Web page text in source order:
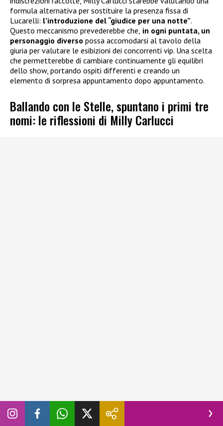
formula alternativa per sostituire la presenza fissa di
Lucarelli: l’introduzione del “giudice per una notte”.
Questo meccanismo prevederebbe che, in ogni puntata, un
personaggio diverso possa accomodarsi al tavolo della
giuria per valutare le esibizioni dei concorrenti vip. Una scelta
che permetterebbe di cambiare continuamente gli equilibri
dello show, portando ospiti differenti e creando un
elemento di sorpresa appuntamento dopo appuntamento.
Ballando con le Stelle, spuntano i primi tre
nomi: le riflessioni di Milly Carlucci